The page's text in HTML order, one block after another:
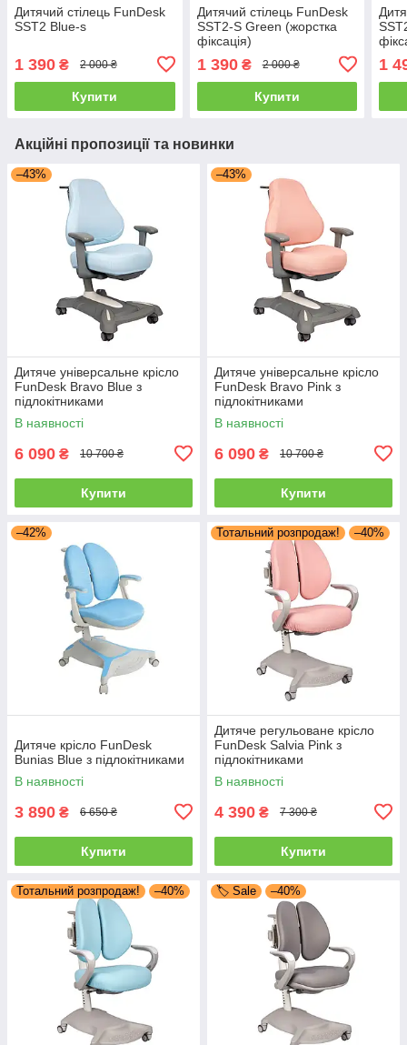
Дитячий стілець FunDesk
SST2 Blue-s
1 390 ₴ 2 000 ₴
Купити
Дитячий стілець FunDesk
SST2-S Green (жорстка
фіксація)
1 390₴ 2 000 ₴
Купити
1
Акційні пропозиції та новинки
–43%
Дитяче універсальне крісло
FunDesk Bravo Blue з
підлокітниками
В наявності
6 090 ₴ 10 700 ₴
Купити
–43%
Дитяче універсальне крісло
FunDesk Bravo Pink з
підлокітниками
В наявності
6 090 ₴ 10 700 ₴
Купити
–42%
Дитяче крісло FunDesk
Bunias Blue з підлокітниками
В наявності
3 890 ₴ 6 650 ₴
Купити
Тотальний розпродаж! –40%
Дитяче регульоване крісло
FunDesk Salvia Pink з
підлокітниками
В наявності
4 390 ₴ 7 300 ₴
Купити
Тотальний розпродаж! –40% 🏷️ Sale –40%